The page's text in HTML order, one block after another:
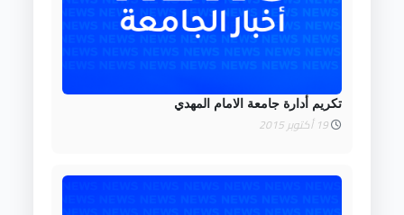
تكريم أدارة جامعة الامام المهدي
19 أكتوبر 2015